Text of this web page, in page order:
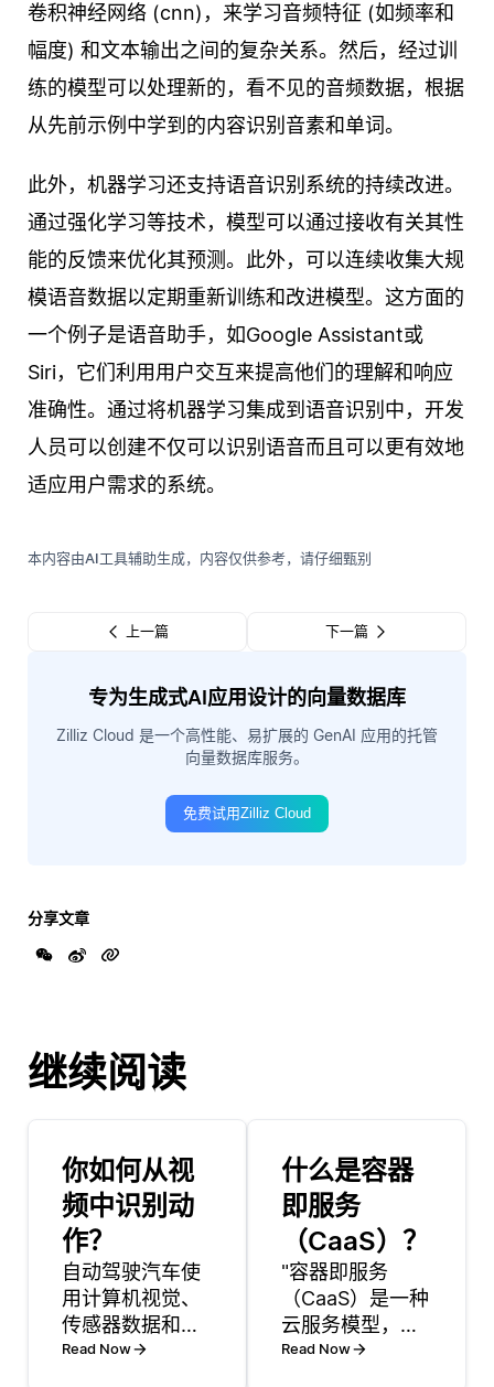
卷积神经网络 (cnn)，来学习音频特征 (如频率和
幅度) 和文本输出之间的复杂关系。然后，经过训
练的模型可以处理新的，看不见的音频数据，根据
从先前示例中学到的内容识别音素和单词。
此外，机器学习还支持语音识别系统的持续改进。
通过强化学习等技术，模型可以通过接收有关其性
能的反馈来优化其预测。此外，可以连续收集大规
模语音数据以定期重新训练和改进模型。这方面的
一个例子是语音助手，如Google Assistant或
Siri，它们利用用户交互来提高他们的理解和响应
准确性。通过将机器学习集成到语音识别中，开发
人员可以创建不仅可以识别语音而且可以更有效地
适应用户需求的系统。
本内容由AI工具辅助生成，内容仅供参考，请仔细甄别
上一篇 下一篇
专为生成式AI应用设计的向量数据库
Zilliz Cloud 是一个高性能、易扩展的 GenAI 应用的托管
向量数据库服务。
免费试用Zilliz Cloud
分享文章
继续阅读
你如何从视
频中识别动
作？
自动驾驶汽车使
用计算机视觉、
传感器数据和机
器学习的组合进
Read Now
什么是容器
即服务
（CaaS）？
"容器即服务
（CaaS）是一种
云服务模型，允
许用户使用容器
Read Now